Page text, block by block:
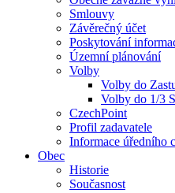
Smlouvy
Závěrečný účet
Poskytování
Územní plánování
Volby
Volby do
Volby do 1/3
CzechPoint
Profil zadavatele
Informace úředního
Obec
Historie
Současnost